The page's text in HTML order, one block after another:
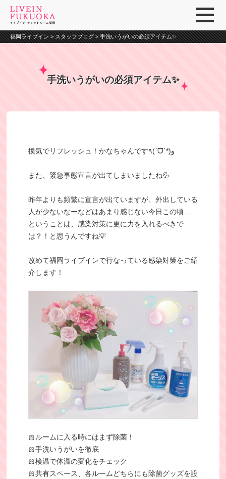
福岡ライブイン>スタッフブログ>手洗いうがいの必須アイテム✨
手洗いうがいの必須アイテム✨
換気でリフレッシュ！かなちゃんです٩(ˊᗜˋ*)و
また、緊急事態宣言が出てしまいましたね💦
昨年よりも頻繁に宣言が出ていますが、外出している
人が少ないなーなどはあまり感じない今日この頃…
ということは、感染対策に更に力を入れるべきで
は？！と思うんですね💡
改めて福岡ライブインで行なっている感染対策をご紹
介します！
🎀ルームに入る時にはまず除菌！
🎀手洗いうがいを徹底
🎀検温で体温の変化をチェック
🎀共有スペース、各ルームどちらにも除菌グッズを設